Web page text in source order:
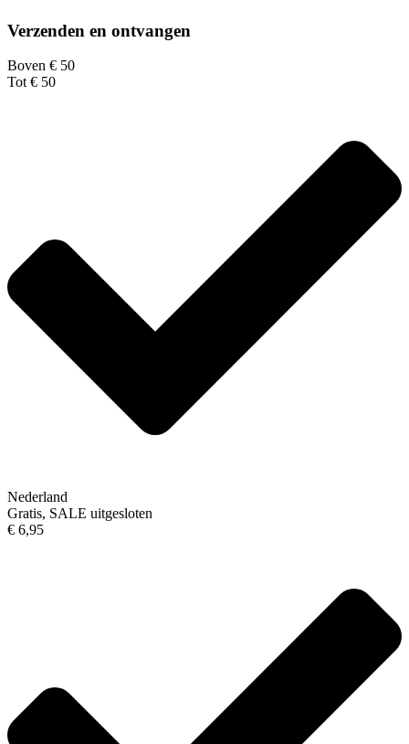
Verzenden en ontvangen
Boven € 50
Tot € 50
Nederland
Gratis, SALE uitgesloten
€ 6,95